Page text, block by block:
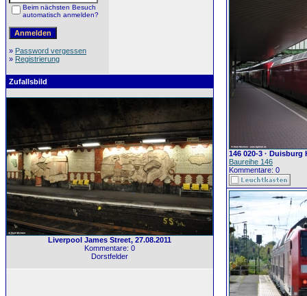
Beim nächsten Besuch
automatisch anmelden?
» Password vergessen
» Registrierung
Zufallsbild
Liverpool James Street, 27.08.2011
Kommentare: 0
Dorstfelder
146 020-3 · Duisburg
Baureihe 146
Kommentare: 0